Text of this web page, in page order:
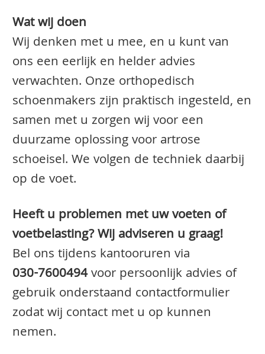
Wat wij doen
Wij denken met u mee, en u kunt van
ons een eerlijk en helder advies
verwachten. Onze orthopedisch
schoenmakers zijn praktisch ingesteld, en
samen met u zorgen wij voor een
duurzame oplossing voor artrose
schoeisel. We volgen de techniek daarbij
op de voet.
Heeft u problemen met uw voeten of
voetbelasting? Wij adviseren u graag!
Bel ons tijdens kantooruren via
030-7600494voor persoonlijk advies of
gebruik onderstaand contactformulier
zodat wij contact met u op kunnen
nemen.